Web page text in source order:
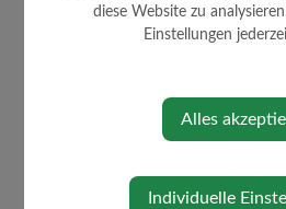
⇐ zurück
diese Website zu
Einstellungen
Alles
Individuelle